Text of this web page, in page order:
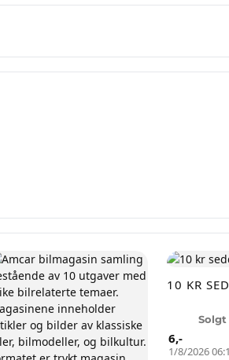
10 KR
1/8/2026
6,-